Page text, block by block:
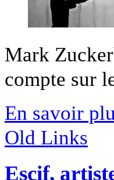
Mark
compte sur
En savoir
Old Links
Escif,